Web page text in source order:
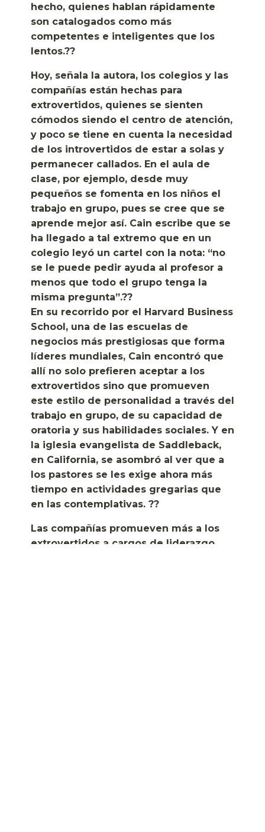
hecho, quienes hablan rápidamente
son catalogados como más
competentes e inteligentes que los
lentos.??
Hoy, señala la autora, los colegios y las
compañías están hechas para
extrovertidos, quienes se sienten
cómodos siendo el centro de atención,
y poco se tiene en cuenta la necesidad
de los introvertidos de estar a solas y
permanecer callados. En el aula de
clase, por ejemplo, desde muy
pequeños se fomenta en los niños el
trabajo en grupo, pues se cree que se
aprende mejor así. Cain escribe que se
ha llegado a tal extremo que en un
colegio leyó un cartel con la nota: “no
se le puede pedir ayuda al profesor a
menos que todo el grupo tenga la
misma pregunta”.??
En su recorrido por el Harvard Business
School, una de las escuelas de
negocios más prestigiosas que forma
líderes mundiales, Cain encontró que
allí no solo prefieren aceptar a los
extrovertidos sino que promueven
este estilo de personalidad a través del
trabajo en grupo, de su capacidad de
oratoria y sus habilidades sociales. Y en
la iglesia evangelista de Saddleback,
en California, se asombró al ver que a
los pastores se les exige ahora más
tiempo en actividades gregarias que
en las contemplativas. ??
Las compañías promueven más a los
extrovertidos a cargos de liderazgo,